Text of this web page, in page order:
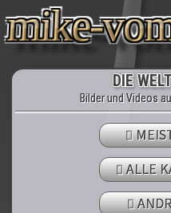
mike-
DIE
Bilder und Videos
ALLE